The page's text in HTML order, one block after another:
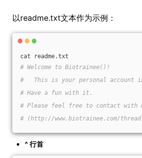
以readme.txt文本作为示例：
cat readme.txt
# Welcome to Biotrainee()!
#   This is your personal account
# Have a fun with it.
# Please feel free to contact with
# (http://www.biotrainee.com/
^ 行首